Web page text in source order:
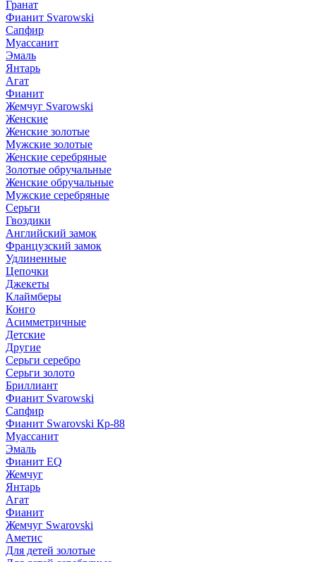
Гранат
Фианит Svarowski
Сапфир
Муассанит
Эмаль
Янтарь
Агат
Фианит
Жемчуг Svarowski
Женские
Женские золотые
Мужские золотые
Женские серебряные
Золотые обручальные
Женские обручальные
Мужские серебряные
Серьги
Гвоздики
Английский замок
Французский замок
Удлиненные
Цепочки
Джекеты
Клаймберы
Конго
Асимметричные
Детские
Другие
Серьги серебро
Серьги золото
Бриллиант
Фианит Svarowski
Сапфир
Фианит Swarovski Кр-88
Муассанит
Эмаль
Фианит EQ
Жемчуг
Янтарь
Агат
Фианит
Жемчуг Swarovski
Аметис
Для детей золотые